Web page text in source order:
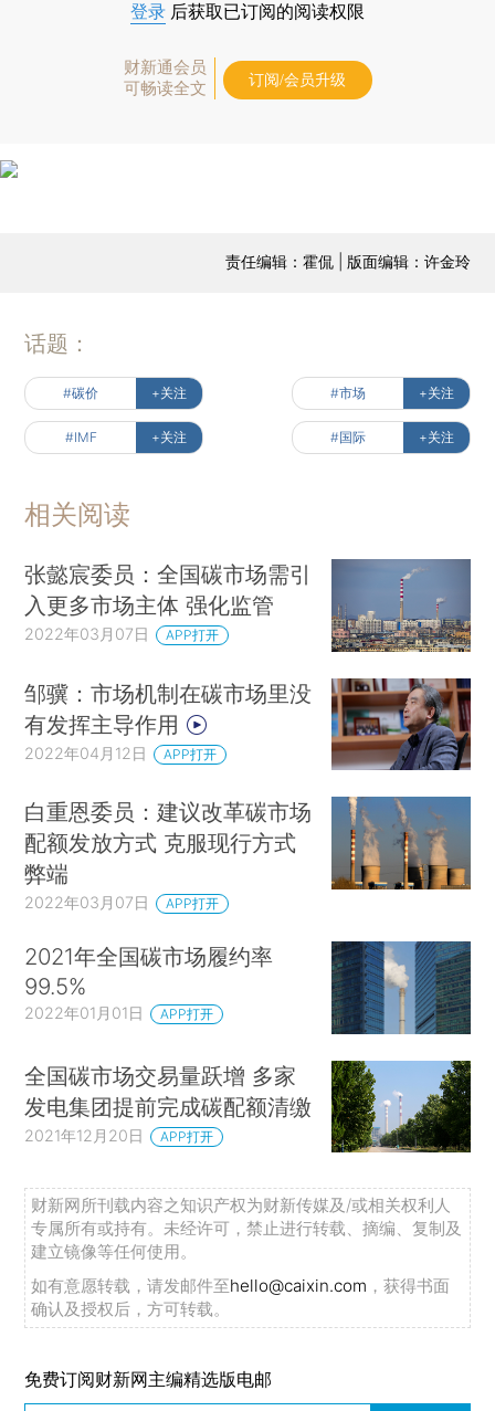
登录 后获取已订阅的阅读权限
财新通会员
可畅读全文
订阅/会员升级
责任编辑：霍侃 | 版面编辑：许金玲
话题：
#碳价 +关注 #市场 +关注
#IMF +关注 #国际 +关注
相关阅读
张懿宸委员：全国碳市场需引
入更多市场主体 强化监管
2022年03月07日 APP打开
邹骥：市场机制在碳市场里没
有发挥主导作用
2022年04月12日 APP打开
白重恩委员：建议改革碳市场
配额发放方式 克服现行方式
弊端
2022年03月07日 APP打开
2021年全国碳市场履约率
99.5%
2022年01月01日 APP打开
全国碳市场交易量跃增 多家
发电集团提前完成碳配额清缴
2021年12月20日 APP打开
财新网所刊载内容之知识产权为财新传媒及/或相关权利人
专属所有或持有。未经许可，禁止进行转载、摘编、复制及
建立镜像等任何使用。
如有意愿转载，请发邮件至hello@caixin.com ，获得书面
确认及授权后，方可转载。
免费订阅财新网主编精选版电邮